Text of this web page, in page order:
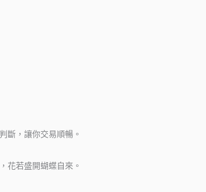
斷，讓你交易順暢。
花若盛開蝴蝶自來。